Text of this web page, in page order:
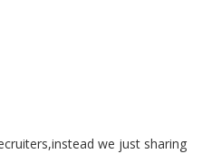
we just sharing